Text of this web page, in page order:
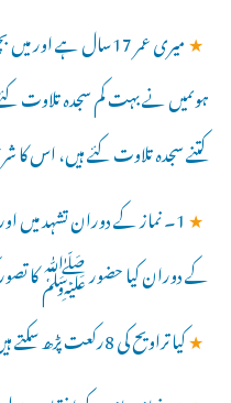
★
میری عمر 17سال ہے
ہوںمیں نے بہت کم سجدہ تلاوت
کتنے سجدہ تلاوت کئے ہیں، اس
★ 1۔ نماز کے دوران تشہد میں
کے دوران کیا حضور ﷺ کا تصور
★کیا تراویح کی 8رکعت پڑھ سکتے ہیں ؟؟